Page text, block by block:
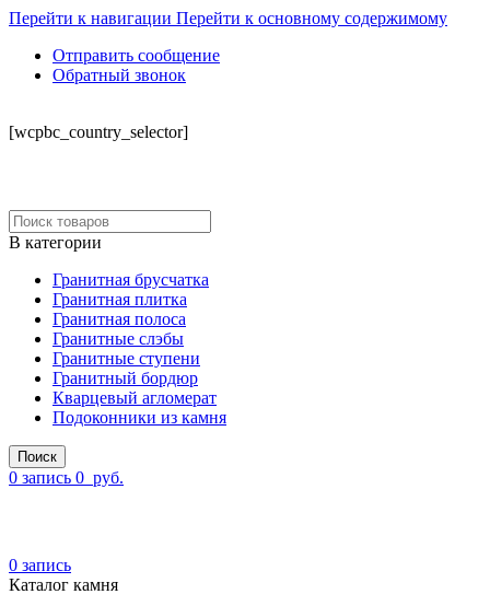
Перейти к навигации Перейти к основному содержимому
Отправить сообщение
Обратный звонок
[wcpbc_country_selector]
В категории
Гранитная брусчатка
Гранитная плитка
Гранитная полоса
Гранитные слэбы
Гранитные ступени
Гранитный бордюр
Кварцевый агломерат
Подоконники из камня
Поиск
0 запись 0 руб.
0 запись
Каталог камня